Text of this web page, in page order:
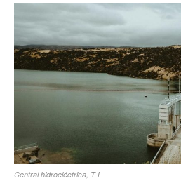
Central hidroeléctrica, T L